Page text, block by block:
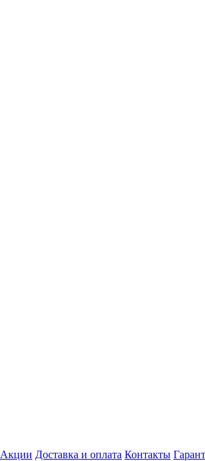
Акции Доставка и оплата Контакты